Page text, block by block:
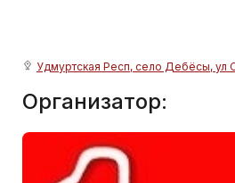
Удмуртская Респ, село Дебёсы, ул
Организатор: